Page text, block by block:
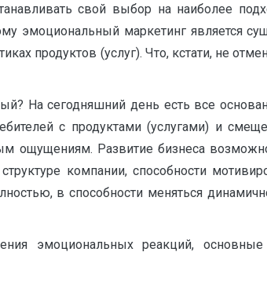
свой выбор на наиболее
эмоциональный маркетинг является
продуктов (услуг). Что, кстати, не
На сегодняшний день есть все
с продуктами (услугами) и
ощущениям. Развитие бизнеса
компании, способности
в способности меняться
эмоциональных реакций,